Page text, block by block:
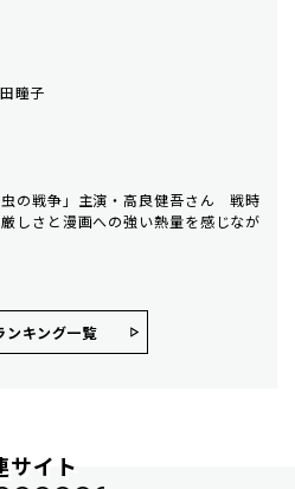
瞳子
虫の戦争」主演・高良健吾さん 戦時
しさと漫画への強い熱量を感じなが
ンキング⼀覧
サイト